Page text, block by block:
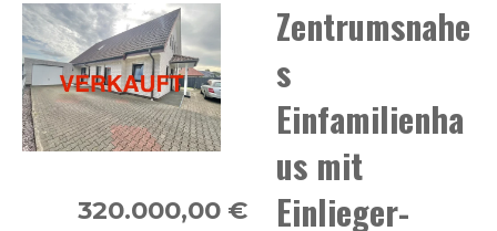
Zentrumsnahe
s
Einfamilienha
us mit
Einlieger-
320.000,00 €